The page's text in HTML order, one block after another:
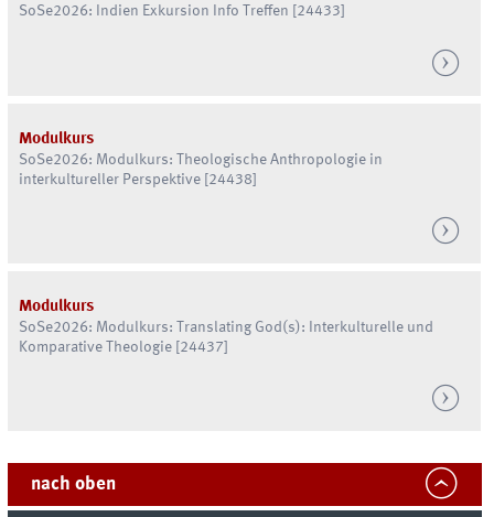
SoSe2026: Indien Exkursion Info Treffen [24433]
Modulkurs
SoSe2026: Modulkurs: Theologische Anthropologie in
interkultureller Perspektive [24438]
Modulkurs
SoSe2026: Modulkurs: Translating God(s): Interkulturelle und
Komparative Theologie [24437]
nach oben